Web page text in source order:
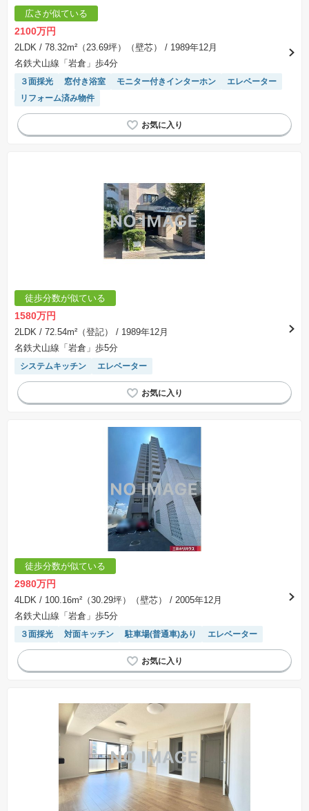
※「本体価格」とは、課税対象物件においては「消費税を除いた建物価格」と「土地価格」の
合計額を指します。
表示されておりません。
※取引にかかる費用：物件の契約手続き、決済、引き渡し時にかかる費用を表示しています。
不動産会社によって表記有無が異なるため、ご自身で十分な確認をしていただくようにお願い
いたします。
場合があります。
広さが似ている
2100万円
2LDK / 78.32m²（23.69坪）（壁芯）
/ 1989年12月
名鉄犬山線「岩倉」歩4分
３面採光 窓付き浴室 モニター付きインターホン
エレベーター
リフォーム済み物件
徒歩分数が似ている
1580万円
2LDK / 72.54m²（登記）
/ 1989年12月
名鉄犬山線「岩倉」歩5分
システムキッチン エレベーター
徒歩分数が似ている
2980万円
4LDK / 100.16m²（30.29坪）（壁芯）
/ 2005年12月
名鉄犬山線「岩倉」歩5分
３面採光 対面キッチン 駐車場(普通車)あり エレベーター